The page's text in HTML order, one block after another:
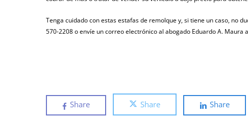
Tenga cuidado con estas estafas de remolque y, si tiene un caso, no
570-2208 o envíe un correo electrónico al abogado Eduardo A. Maura
Share Share Share